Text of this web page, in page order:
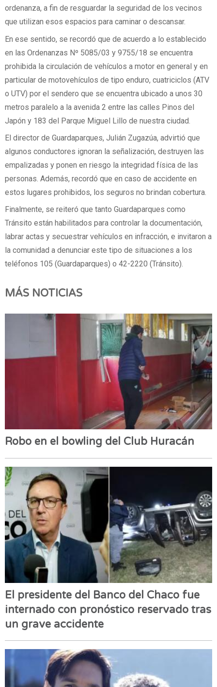
ordenanza, a fin de resguardar la seguridad de los vecinos
que utilizan esos espacios para caminar o descansar.
En ese sentido, se recordó que de acuerdo a lo establecido
en las Ordenanzas Nº 5085/03 y 9755/18 se encuentra
prohibida la circulación de vehículos a motor en general y en
particular de motovehículos de tipo enduro, cuatriciclos (ATV
o UTV) por el sendero que se encuentra ubicado a unos 30
metros paralelo a la avenida 2 entre las calles Pinos del
Japón y 183 del Parque Miguel Lillo de nuestra ciudad.
El director de Guardaparques, Julián Zugazúa, advirtió que
algunos conductores ignoran la señalización, destruyen las
empalizadas y ponen en riesgo la integridad física de las
personas. Además, recordó que en caso de accidente en
estos lugares prohibidos, los seguros no brindan cobertura.
Finalmente, se reiteró que tanto Guardaparques como
Tránsito están habilitados para controlar la documentación,
labrar actas y secuestrar vehículos en infracción, e invitaron a
la comunidad a denunciar este tipo de situaciones a los
teléfonos 105 (Guardaparques) o 42-2220 (Tránsito).
MÁS NOTICIAS
Robo en el bowling del Club Huracán
El presidente del Banco del Chaco fue
internado con pronóstico reservado tras
un grave accidente